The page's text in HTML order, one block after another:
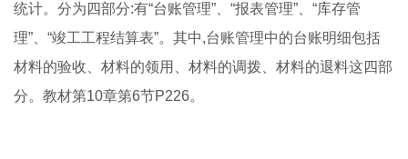
统计。分为四部分:有“台账管理”、“报表管理”、“库存管
理”、“竣工工程结算表”。其中,台账管理中的台账明细包括
材料的验收、材料的领用、材料的调拨、材料的退料这四部
分。教材第10章第6节P226。